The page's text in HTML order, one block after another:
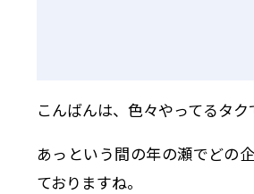
こんばんは、色々やってるタク
あっという間の年の瀬でどの
ておりますね。